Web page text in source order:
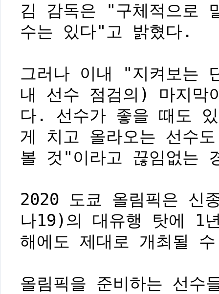
김 감독은 "구체적으로
수는 있다"고 밝혔다.
그러나 이내 "지켜보는
내 선수 점검의) 마지막
다. 선수가 좋을 때도
게 치고 올라오는 선수
볼 것"이라고 끊임없는
2020 도쿄 올림픽은 신
나19)의 대유행 탓에 1
해에도 제대로 개최될
올림픽을 준비하는 선수